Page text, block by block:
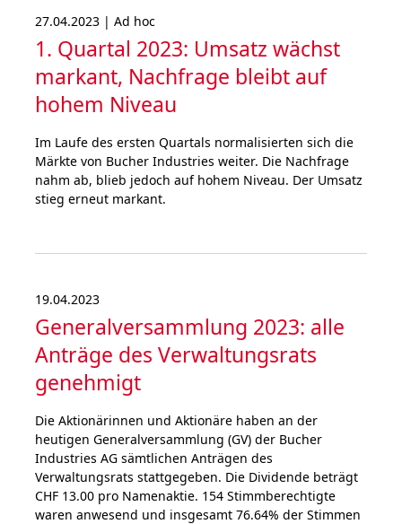
27.04.2023 | Ad hoc
1. Quartal 2023: Umsatz wächst
markant, Nachfrage bleibt auf
hohem Niveau
Im Laufe des ersten Quartals normalisierten sich die
Märk­te von Bucher Industries weiter. Die Nach­frage
nahm ab, blieb jedoch auf hohem Niveau. Der Umsatz
stieg erneut markant.
19.04.2023
Generalversammlung 2023: alle
Anträge des Verwaltungsrats
genehmigt
Die Aktionärinnen und Aktionäre haben an der
heutigen Generalversammlung (GV) der Bucher
Industries AG sämtlichen Anträgen des
Verwaltungsrats stattgegeben. Die Dividende beträgt
CHF 13.00 pro Namenaktie. 154 Stimmberechtigte
waren anwesend und insgesamt 76.64% der Stimmen